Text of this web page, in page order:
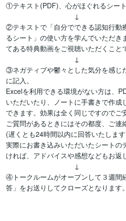
①テキスト(PDF)、心がほぐれるシー
↓
②テキストで「自分でできる認知行動
るシート」の使い方を学んでいただき
てある特典動画をご視聴いただくこと
↓
③ネガティブや鬱々とした気分を感じ
に記入。
Excelを利用できる環境がない方は、
いただいたり、ノートに手書きで作成
できます。効果は全く同じですのでご
ご質問があるときにはその都度、ご連
(遅くとも24時間以内に回答いたしま
実際にお書き込みいただいたシートの
ければ、アドバイスや感想などもお返
↓
④トークルームがオープンして３週間
答」をお送りしてクローズとなります。